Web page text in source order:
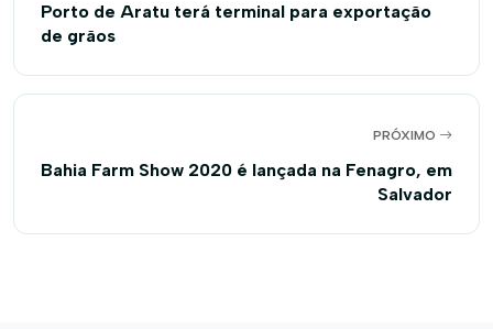
Porto de Aratu terá terminal para exportação
de grãos
PRÓXIMO
Bahia Farm Show 2020 é lançada na Fenagro, em
Salvador